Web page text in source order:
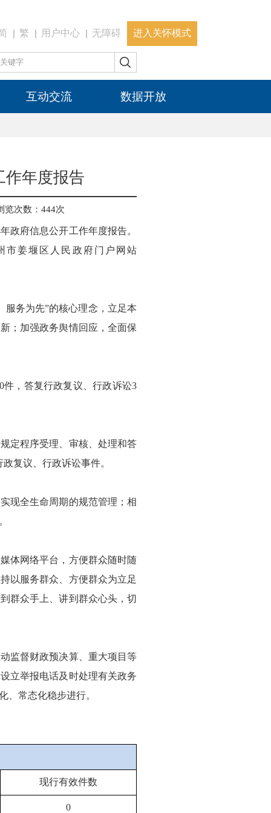
繁 用户中心 无障碍 进入关怀模式
互动交流 数据开放
作年度报告
览次数： 444次
政府信息公开工作年度报告。
市姜堰区人民政府门户网站
服务为先”的核心理念，立足本
；加强政务舆情回应，全面保
件，答复行政复议、行政诉讼3
定程序受理、审核、处理和答
复议、行政诉讼事件。
现全生命周期的规范管理；相
体网络平台，方便群众随时随
以服务群众、方便群众为立足
群众手上、讲到群众心头，切
监督财政预决算、重大项目等
立举报电话及时处理有关政务
、常态化稳步进行。
现行有效件数
0